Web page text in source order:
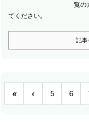
覧の
てください。
記事
« ‹ 5 6